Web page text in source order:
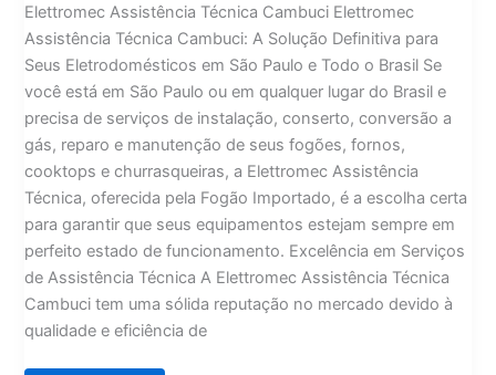
Elettromec Assistência Técnica Cambuci Elettromec
Assistência Técnica Cambuci: A Solução Definitiva para
Seus Eletrodomésticos em São Paulo e Todo o Brasil Se
você está em São Paulo ou em qualquer lugar do Brasil e
precisa de serviços de instalação, conserto, conversão a
gás, reparo e manutenção de seus fogões, fornos,
cooktops e churrasqueiras, a Elettromec Assistência
Técnica, oferecida pela Fogão Importado, é a escolha certa
para garantir que seus equipamentos estejam sempre em
perfeito estado de funcionamento. Excelência em Serviços
de Assistência Técnica A Elettromec Assistência Técnica
Cambuci tem uma sólida reputação no mercado devido à
qualidade e eficiência de